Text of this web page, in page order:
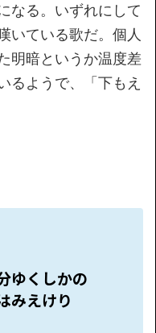
なる。いずれにして
いている歌だ。個人
明暗というか温度差
るようで、「下もえ
ゆくしかの
みえけり